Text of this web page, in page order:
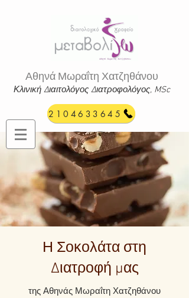
Αθηνά Μωραΐτη Χατζηθάνου
Κλινική Διαιτολόγος Διατροφολόγος, MSc
2104633645
Χορμοβίτου 168, Πειραιάς
(εύκολη πρόσβαση με τοΜετρό)
Η Σοκολάτα στη
Διατροφή μας
της Αθηνάς Μωραΐτη Χατζηθάνου